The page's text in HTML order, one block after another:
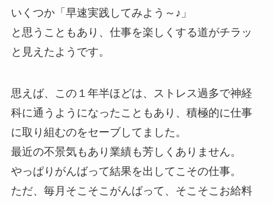
いくつか「早速実践してみよう～♪」
と思うこともあり、仕事を楽しくする道がチラッ
と見えたようです。
思えば、この１年半ほどは、ストレス過多で神経
科に通うようになったこともあり、積極的に仕事
に取り組むのをセーブしてました。
最近の不景気もあり業績も芳しくありません。
やっぱりがんばって結果を出してこその仕事。
ただ、毎月そこそこがんばって、そこそこお給料